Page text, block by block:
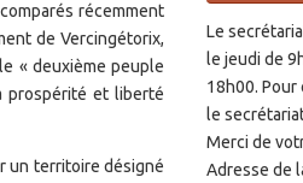
récemment
de Vercingétorix,
« deuxième peuple
prospérité et liberté
un territoire désigné
Le
le jeudi de
18h00. Pour
le
Merci de
Adresse de